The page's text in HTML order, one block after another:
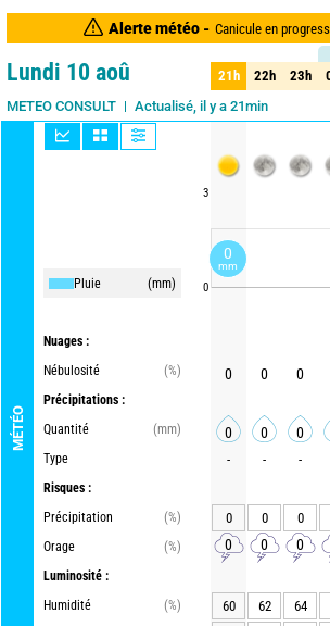
Alerte météo - Canicule en
Lundi 10 aoû
METEO CONSULT Actualisé, il y a 21min
MÉTÉO
Pluie (mm)
Nuages :
Nébulosité
(%)
Précipitations :
Quantité
(mm)
Type
Risques :
Précipitation
(%)
Orage
(%)
Luminosité :
Humidité
(%)
3
0
21h 22h 23h
21h 22h 23h
0 0 0
0 0 0
- - -
0 0 0
0 0 0
60 62 64
0
mm